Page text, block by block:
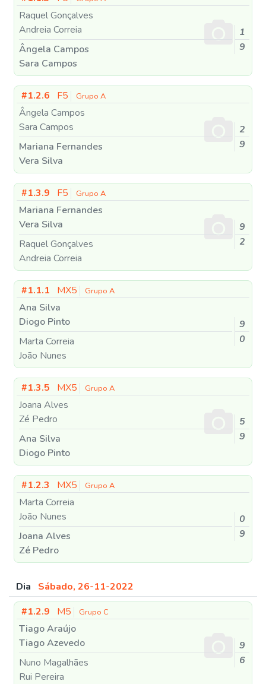
Raquel Gonçalves
Andreia Correia
Ângela Campos
Sara Campos
1
9
#1.2.6 F5 Grupo A
Ângela Campos
Sara Campos
Mariana Fernandes
Vera Silva
2
9
#1.3.9 F5 Grupo A
Mariana Fernandes
Vera Silva
Raquel Gonçalves
Andreia Correia
9
2
#1.1.1 MX5 Grupo A
Ana Silva
Diogo Pinto
Marta Correia
João Nunes
9
0
#1.3.5 MX5 Grupo A
Joana Alves
Zé Pedro
Ana Silva
Diogo Pinto
5
9
#1.2.3 MX5 Grupo A
Marta Correia
João Nunes
Joana Alves
Zé Pedro
0
9
Dia
Sábado, 26-11-2022
#1.2.9
M5 Grupo C
Tiago Araújo
Tiago Azevedo
Nuno Magalhães
Rui Pereira
9
6